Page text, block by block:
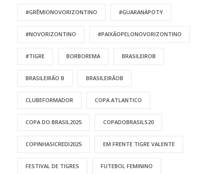
#GRÊMIONOVORIZONTINO #GUARANÁPOTY
#NOVORIZONTINO #PAIXÃOPELONOVORIZONTINO
#TIGRE BORBOREMA BRASILEIROB
BRASILEIRÃO B BRASILEIRÃOB
CLUBEFORMADOR COPA ATLANTICO
COPA DO BRASIL2025 COPADOBRASILS20
COPINHASICREDI2025 EM FRENTE TIGRE VALENTE
FESTIVAL DE TIGRES FUTEBOL FEMININO